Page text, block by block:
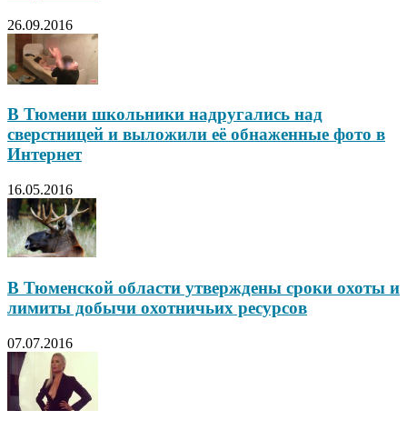
26.09.2016
В Тюмени школьники надругались над
сверстницей и выложили её обнаженные фото в
Интернет
16.05.2016
В Тюменской области утверждены сроки охоты и
лимиты добычи охотничьих ресурсов
07.07.2016